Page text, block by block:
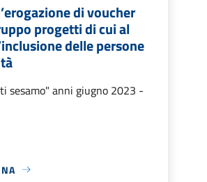
di voucher
progetti di cui al
delle persone
sesamo" anni giugno 2023 -